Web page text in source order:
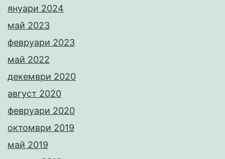
януари 2024
май 2023
февруари 2023
май 2022
декември 2020
август 2020
февруари 2020
октомври 2019
май 2019